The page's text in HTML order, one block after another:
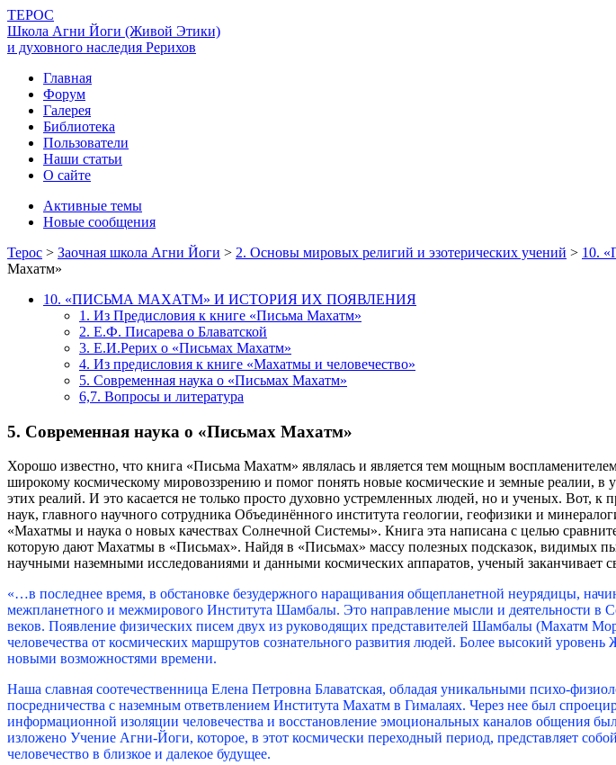
ТЕРОС
Школа Агни Йоги (Живой Этики)
и духовного наследия Рерихов
Главная
Форум
Галерея
Библиотека
Пользователи
Наши статьи
О сайте
Активные темы
Новые сообщения
Терос > Заочная школа Агни Йоги > 2. Основы мировых религий и эзотерических учений > 10.
Махатм»
10. «ПИСЬМА МАХАТМ» И ИСТОРИЯ ИХ ПОЯВЛЕНИЯ
1. Из Предисловия к книге «Письма Махатм»
2. Е.Ф. Писарева о Блаватской
3. Е.И.Рерих о «Письмах Махатм»
4. Из предисловия к книге «Махатмы и человечество»
5. Современная наука о «Письмах Махатм»
6,7. Вопросы и литература
5. Современная наука о «Письмах Махатм»
Хорошо известно, что книга «Письма Махатм» являлась и является тем мощным
широкому космическому мировоззрению и помог понять новые космические и земные реалии, в
этих реалий. И это касается не только просто духовно устремленных людей, но и ученых. Вот, к
наук, главного научного сотрудника Объединённого института геологии, геофизики и
«Махатмы и наука о новых качествах Солнечной Системы». Книга эта написана с целью
которую дают Махатмы в «Письмах». Найдя в «Письмах» массу полезных подсказок, видимых
научными наземными исследованиями и данными космических аппаратов, ученый заканчивает
«…в последнее время, в обстановке безудержного наращивания общепланетной неурядицы,
межпланетного и межмирового Института Шамбалы. Это направление мысли и деятельности в
веков. Появление физических писем двух из руководящих представителей Шамбалы (Махатм
человечества от космических маршрутов сознательного развития людей. Более высокий
новыми возможностями времени.
Наша славная соотечественница Елена Петровна Блаватская, обладая уникальными психо-
посредничества с наземным ответвлением Института Махатм в Гималаях. Через нее был
информационной изоляции человечества и восстановление эмоциональных каналов общения
изложено Учение Агни-Йоги, которое, в этот космически переходный период, представляет
человечество в близкое и далекое будущее.